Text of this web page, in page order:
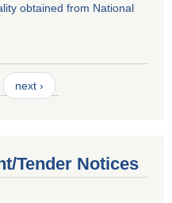
obtained from National
next ›
Tender Notices